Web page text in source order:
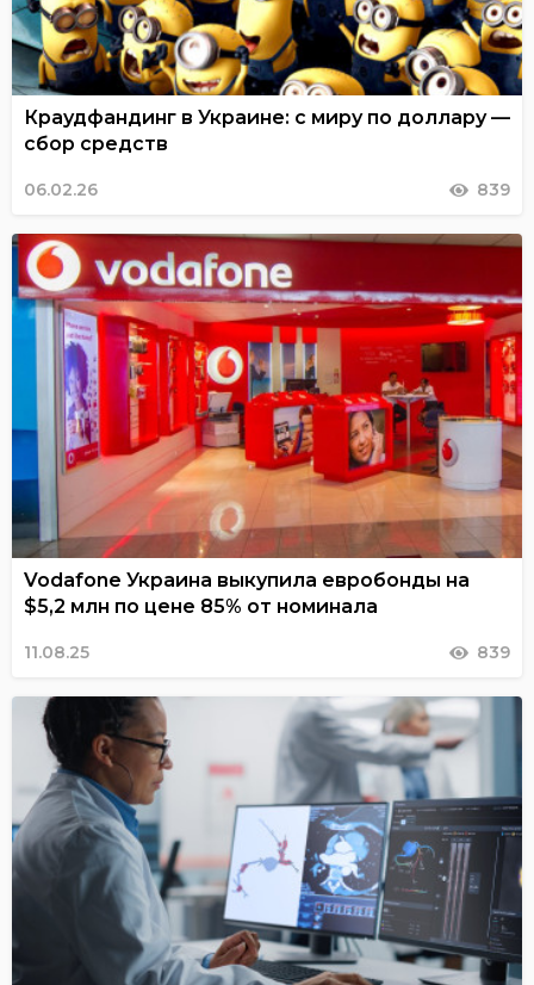
Краудфандинг в Украине: с миру по доллару —
сбор средств
06.02.26 839
Vodafone Украина выкупила евробонды на
$5,2 млн по цене 85% от номинала
11.08.25 839